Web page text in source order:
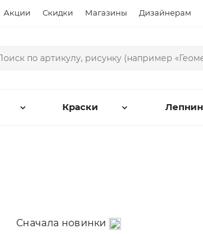
Акции Скидки Магазины Дизайнерам
Краски
Сначала новинки